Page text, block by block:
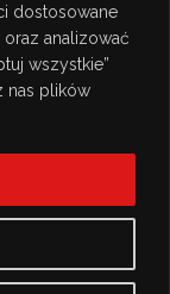
dostosowane
analizować
wszystkie”
nas plików